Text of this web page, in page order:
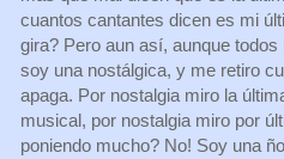
cuantos cantantes dicen es mi
gira? Pero aun así, aunque
soy una nostálgica, y me retiro
apaga. Por nostalgia miro la
musical, por nostalgia miro por
poniendo mucho? No! Soy una